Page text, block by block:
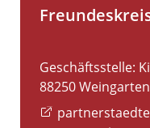
Geschäftsstelle:
88250Weingarten